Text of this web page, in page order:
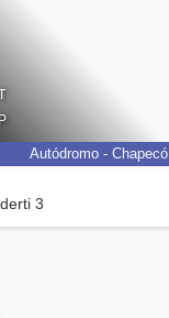
3
Autódromo - Chapecó